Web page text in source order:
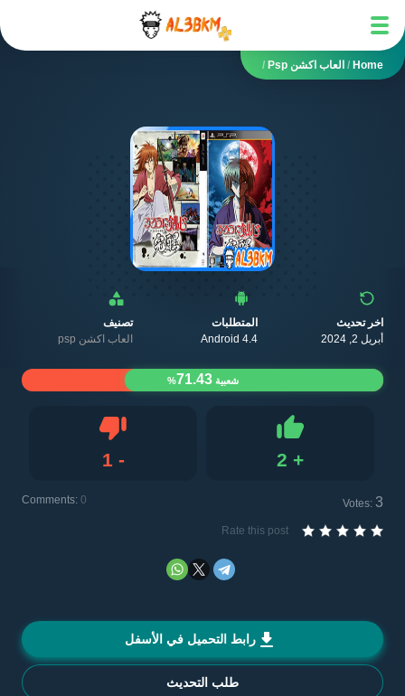
Home
/ العاب اكشن Psp /
اخر تحديث
أبريل 2, 2024
المتطلبات
Android 4.4
تصنيف
العاب اكشن psp
+
2
Like
-
1
Votes: 3
Comments: 0
Rate this post
شعبية71.43
%
رابط التحميل في الأسفل
طلب التحديث